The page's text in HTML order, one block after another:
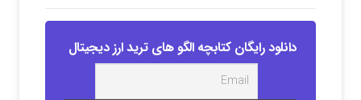
دانلود رایگان کتابچه الگو های ترید ارز دیجیتال